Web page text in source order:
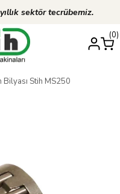
sektör tecrübemiz.
0
Bilyası Stih MS250